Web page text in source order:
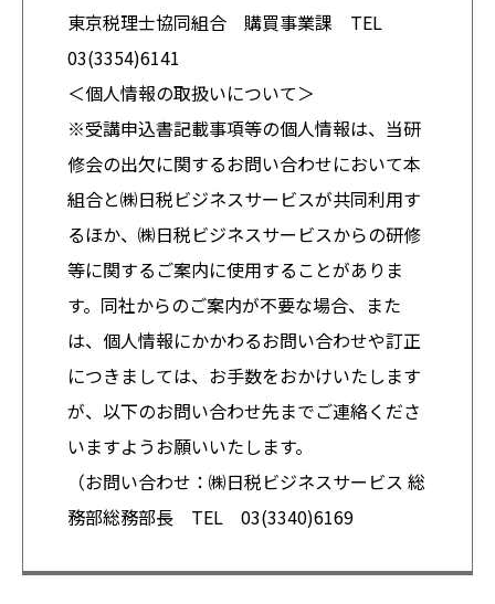
東京税理士協同組合 購買事業課 TEL
03(3354)6141
＜個人情報の取扱いについて＞
※受講申込書記載事項等の個人情報は、当研
修会の出欠に関するお問い合わせにおいて本
組合と㈱日税ビジネスサービスが共同利用す
るほか、㈱日税ビジネスサービスからの研修
等に関するご案内に使用することがありま
す。同社からのご案内が不要な場合、また
は、個人情報にかかわるお問い合わせや訂正
につきましては、お手数をおかけいたします
が、以下のお問い合わせ先までご連絡くださ
いますようお願いいたします。
（お問い合わせ：㈱日税ビジネスサービス 総
務部総務部長 TEL 03(3340)6169